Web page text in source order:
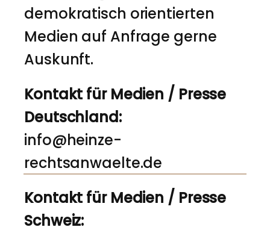
demokratisch orientierten
Medien auf Anfrage gerne
Auskunft.
Kontakt für Medien / Presse
Deutschland:
info@heinze-
rechtsanwaelte.de
Kontakt für Medien / Presse
Schweiz: